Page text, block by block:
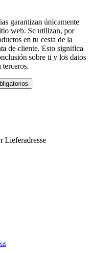
garantizan únicamente
web. Se utilizan, por
en tu cesta de la
de cliente. Esto significa
sobre ti y los datos
terceros.
Lieferadresse